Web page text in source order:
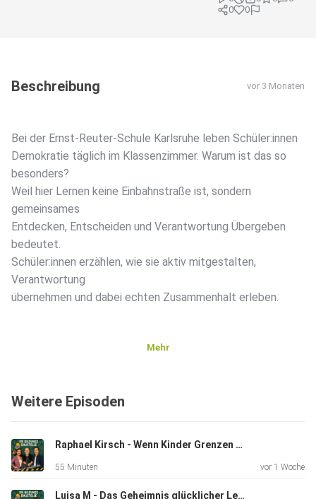
0
0
Beschreibung vor 3 Monaten
Bei der Ernst-Reuter-Schule Karlsruhe leben Schüler:innen
Demokratie täglich im Klassenzimmer. Warum ist das so
besonders?
Weil hier Lernen keine Einbahnstraße ist, sondern
gemeinsames
Entdecken, Entscheiden und Verantwortung Übergeben
bedeutet.
Schüler:innen erzählen, wie sie aktiv mitgestalten,
Verantwortung
übernehmen und dabei echten Zusammenhalt erleben.
Mehr
Weitere Episoden
Raphael Kirsch - Wenn Kinder Grenzen testen: Was Lehrkräfte wirklich brauchen
55 Minuten vor 1 Woche
Luisa M - Das Geheimnis glücklicher Lehrer: Vertrauen, Offenheit und eine Prise Kreide